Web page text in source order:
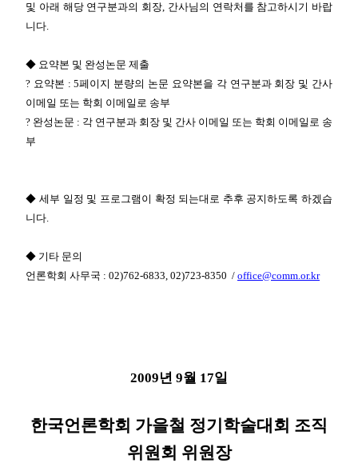
및 아래 해당 연구분과의 회장, 간사님의 연락처를 참고하시기 바랍
니다.
◆ 요약본 및 완성논문 제출
? 요약본 : 5페이지 분량의 논문 요약본을 각 연구분과 회장 및 간사
이메일 또는 학회 이메일로 송부
? 완성논문 : 각 연구분과 회장 및 간사 이메일 또는 학회 이메일로 송
부
◆ 세부 일정 및 프로그램이 확정 되는대로 추후 공지하도록 하겠습
니다.
◆ 기타 문의
언론학회 사무국 : 02)762-6833, 02)723-8350 / office@comm.or.kr
2009년 9월 17일
한국언론학회 가을철 정기학술대회 조직
위원회 위원장